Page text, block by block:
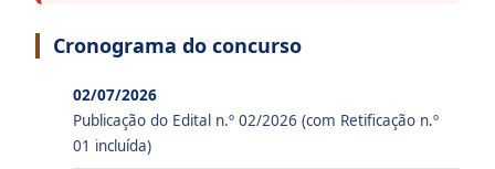
Cronograma do concurso
02/07/2026
Publicação do Edital n.º 02/2026 (com Retificação n.º
01 incluída)